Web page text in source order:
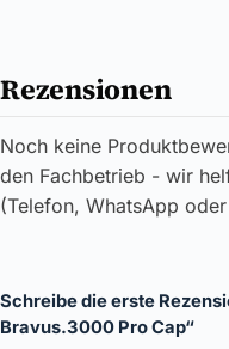
Rezensionen
Noch keine
den Fachbetrieb - wir
(Telefon, WhatsApp
Schreibe die erste
Bravus.3000 Pro Cap“